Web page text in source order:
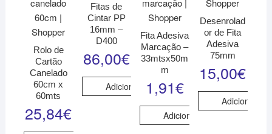
Rolo de
Cartão
Canelado
60cm x
60mts
25,84€
Fitas de
Cintar PP
16mm –
D400
86,00€
Adicionar
Fita Adesiva
Marcação –
33mtsx50m
m
1,91€
Adicionar
Desenrolad
or de Fita
Adesiva
75mm
15,00€
Adicionar